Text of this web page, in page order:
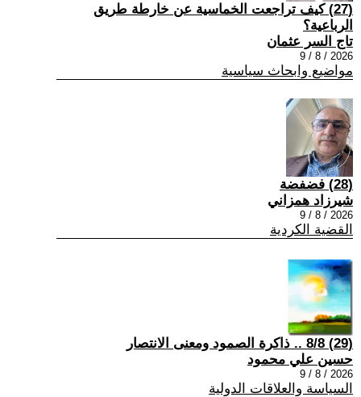
(27) كيف تراجعت الخماسية عن خارطة طريق
الرباعية؟
تاج السر عثمان
2026 / 8 / 9
مواضيع وابحاث سياسية
(28) فضفضة
شيرزاد همزاني
2026 / 8 / 9
القضية الكردية
(29) 8/8 .. ذاكرة الصمود ومعنى الانتصار
حسين علي محمود
2026 / 8 / 9
السياسة والعلاقات الدولية